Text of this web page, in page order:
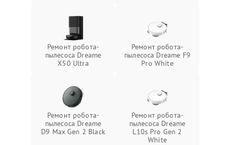
Ремонт робота-
пылесоса Dreame
X50 Ultra
Ремонт робота-
пылесоса Dreame F9
Pro White
Ремонт робота-
пылесоса Dreame
D9 Max Gen 2 Black
Ремонт робота-
пылесоса Dreame
L10s Pro Gen 2
White